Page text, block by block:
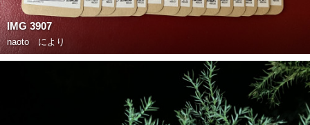
IMG 3907
naotoにより